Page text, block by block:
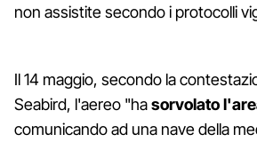
non assistite secondo i protocolli
Il 14 maggio, secondo la
Seabird, l'aereo "hasorvolato
comunicando ad una nave della